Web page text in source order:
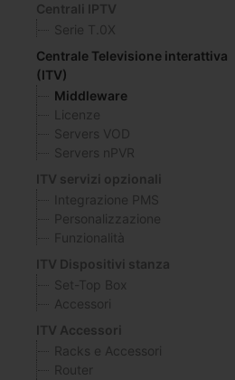
Centrali IPTV
Serie T.0X
Centrale Televisione interattiva
(ITV)
Middleware
Licenze
Servers VOD
Servers nPVR
ITV servizi opzionali
Integrazione PMS
Personalizzazione
Funzionalità
ITV Dispositivi stanza
Set-Top Box
Accessori
ITV Accessori
Racks e Accessori
Router